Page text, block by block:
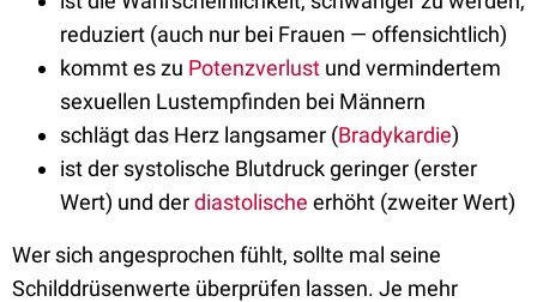
reduziert (auch nur bei Frauen — offensichtlich)
kommt es zu Potenzverlust und vermindertem
sexuellen Lustempfinden bei Männern
schlägt das Herz langsamer (Bradykardie)
ist der systolische Blutdruck geringer (erster
Wert) und derdiastolische erhöht (zweiter Wert)
Wer sich angesprochen fühlt, sollte mal seine
Schilddrüsenwerte überprüfen lassen. Je mehr